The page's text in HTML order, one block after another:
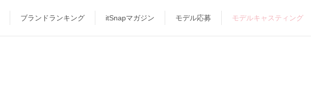
ブランドランキング itSnapマガジン モデル応募 モデルキャスティング